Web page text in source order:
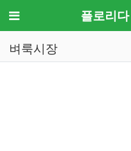
메뉴 플로리
벼룩시장